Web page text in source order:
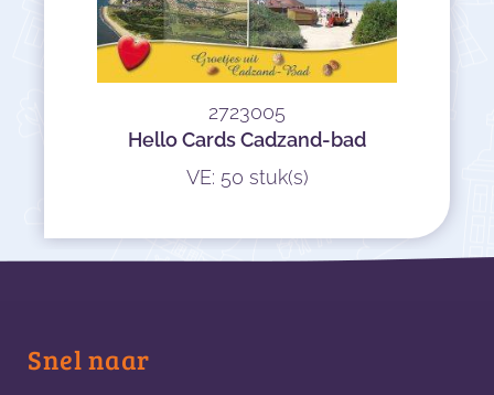
2723005
Hello Cards Cadzand-bad
VE: 50 stuk(s)
Snel naar